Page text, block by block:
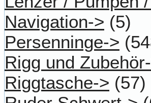
Navigation-> (5)
Persenninge->
Rigg und
Riggtasche-> (57)